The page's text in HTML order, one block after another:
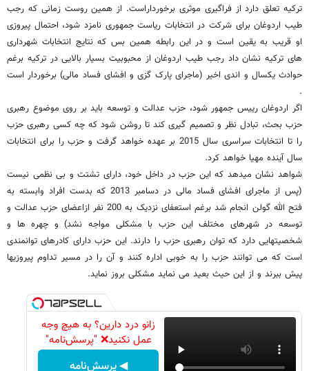
ترکیه تعلق دارد از فراگیری موثری برخورداراست. از همین روست زمانی که رجب
طیب اردوغان برای شرکت در انتخابات ریاست جمهوری نامزد شود، احتمال پیروزی
او قریب به یقین است و در این رابطه همین بس که نتایج انتخابات شهرداری
های ترکیه نشان داد رجب طیب اردوغان از محبوبیت بسیار بالایی در ترکیه برغم
حوادث یکسال و اندی اخیر (ماجرای پارک گزی و افشای فساد مالی) برخوردار است
.
اگر اردوغان رییس جمهور شود، حزب عدالت و توسعه باید بر روی موضوع رهبری
حزب بحث، تبادل نظر و تصمیم گیری کند تا روشن شود که چه کسی رهبری حزب
را تا انتخابات سراسری سال 2015 بر عهده خواهد گرفت و حزب را برای انتخابات
سال آینده مهیا خواهد کرد.
شواهد نشان میدهد که این حزب در داخل خود، دارای تشتت و بی نظمی نیست
(پس از ماجرای افشای فساد مالی در دسامبر 2013 که بدست افراد وابسته به
فتح الله گولن انجام شد برغم استعفای نزدیک به 200 نفر ازاعضای حزب عدالت و
توسعه در شهرهای مختلف این حزب با مشکلی مواجه نشد) و چهره ها و
شخصیتهایی دارد که توان رهبری حزب را دارند. این حزب دارای کادرهای توانمندی
است که می توانند حزب را به خوبی اداره کنند و آن را در مسیر تداوم پیروزیها
پیش ببرند و از این حیث بعید می نماید مشکلی بروز نماید.
زانو درد دارین؟ به هیچ وجه
عمل نکنید❌ "پرسش‌نامه"
◀ پرسش‌نامه